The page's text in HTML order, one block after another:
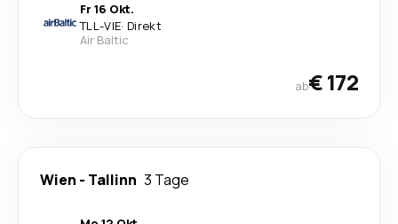
Fr 16 Okt.
TLL-VIE· Direkt
Air Baltic
ab€ 172
Wien - Tallinn 3 Tage